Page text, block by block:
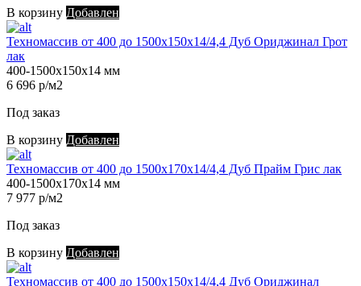
В корзину Добавлен
Техномассив от 400 до 1500х150х14/4,4 Дуб Ориджинал Грот
лак
400-1500х150х14 мм
6 696 р/м2
Под заказ
В корзину Добавлен
Техномассив от 400 до 1500х170х14/4,4 Дуб Прайм Грис лак
400-1500х170х14 мм
7 977 р/м2
Под заказ
В корзину Добавлен
Техномассив от 400 до 1500х150х14/4,4 Дуб Ориджинал